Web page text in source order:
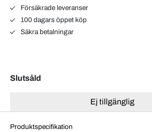
Försäkrade leveranser
100 dagars öppet köp
Säkra betalningar
Slutsåld
Ej tillgänglig
Produktspecifikation